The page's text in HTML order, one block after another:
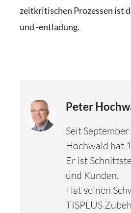
zeitkritischen Prozessen ist
und -entladung.
Peter
Seit
Hochwald hat
Er ist
und Kunden.
Hat seinen
TISPLUS